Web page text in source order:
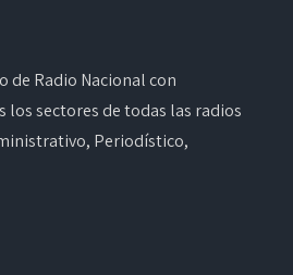
de Radio Nacional con
los sectores de todas las radios
Periodístico,